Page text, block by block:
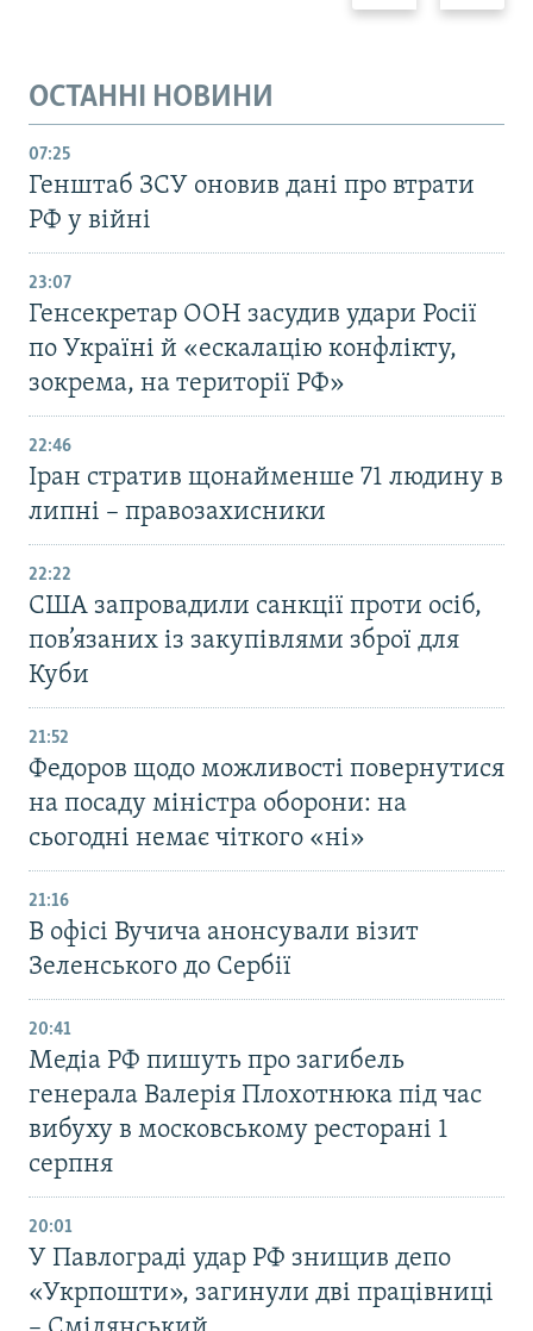
ОСТАННІ НОВИНИ
07:25
Генштаб ЗСУ оновив дані про втрати
РФ у війні
23:07
Генсекретар ООН засудив удари Росії
по Україні й «ескалацію конфлікту,
зокрема, на території РФ»
22:46
Іран стратив щонайменше 71 людину в
липні – правозахисники
22:22
США запровадили санкції проти осіб,
пов’язаних із закупівлями зброї для
Куби
21:52
Федоров щодо можливості повернутися
на посаду міністра оборони: на
сьогодні немає чіткого «ні»
21:16
В офісі Вучича анонсували візит
Зеленського до Сербії
20:41
Медіа РФ пишуть про загибель
генерала Валерія Плохотнюка під час
вибуху в московському ресторані 1
серпня
20:01
У Павлограді удар РФ знищив депо
«Укрпошти», загинули дві працівниці